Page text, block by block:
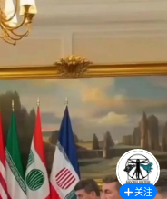
关注